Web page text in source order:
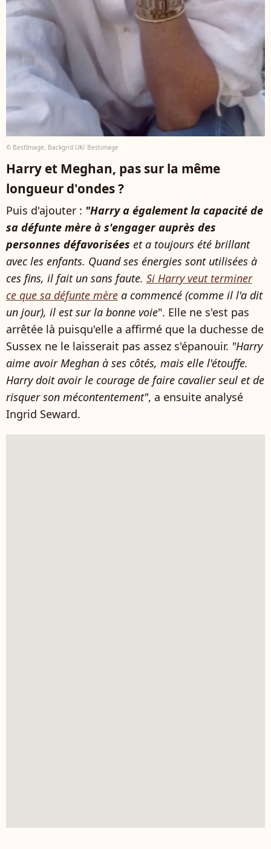
© BestImage, Backgrid UK/ Bestimage
Harry et Meghan, pas sur la même
longueur d'ondes ?
Puis d'ajouter : "Harry a également la capacité de
sa défunte mère à s'engager auprès des
personnes défavorisées et a toujours été brillant
avec les enfants. Quand ses énergies sont utilisées à
ces fins, il fait un sans faute. Si Harry veut terminer
ce que sa défunte mère a commencé (comme il l'a dit
un jour), il est sur la bonne voie". Elle ne s'est pas
arrêtée là puisqu'elle a affirmé que la duchesse de
Sussex ne le laisserait pas assez s'épanouir. "Harry
aime avoir Meghan à ses côtés, mais elle l'étouffe.
Harry doit avoir le courage de faire cavalier seul et de
risquer son mécontentement", a ensuite analysé
Ingrid Seward.